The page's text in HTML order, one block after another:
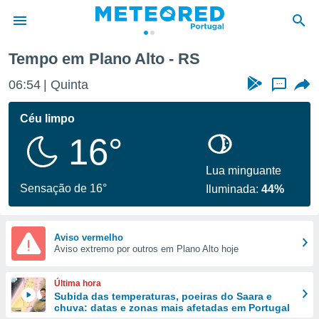
da
foi
fornecidas
a este
das
e
forma
digital
Tempo em Plano Alto - RS
06:54 Quinta ...
Céu limpo
16°
Sensação de 16°
Lua minguante
Iluminada:44%
Aviso vermelho
Aviso extremo por outros em Plano Alto hoje
Última hora
Subida das temperaturas, poeiras do Saara e
chuva: datas e zonas mais afetadas em Portugal